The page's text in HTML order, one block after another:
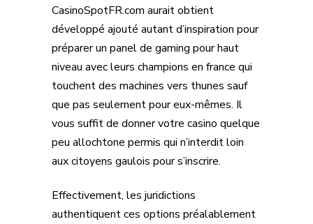
CasinoSpotFR.com aurait obtient
développé ajouté autant d’inspiration pour
préparer un panel de gaming pour haut
niveau avec leurs champions en france qui
touchent des machines vers thunes sauf
que pas seulement pour eux-mêmes. Il
vous suffit de donner votre casino quelque
peu allochtone permis qui n’interdit loin
aux citoyens gaulois pour s’inscrire.
Effectivement, les juridictions
authentiquent ces options préalablement